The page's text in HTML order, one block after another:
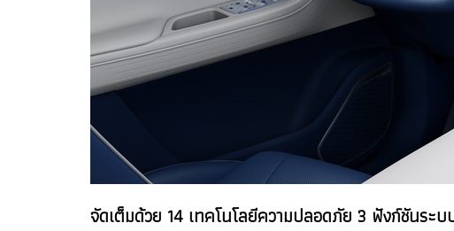
จัดเต็มด้วย 14 เทคโนโลยีความปลอดภัย 3 ฟังก์ชันระ